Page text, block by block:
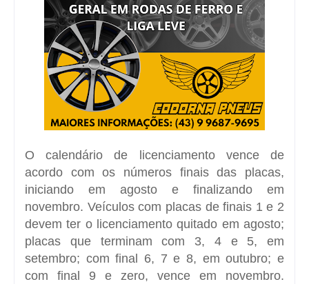
O calendário de licenciamento vence de
acordo com os números finais das placas,
iniciando em agosto e finalizando em
novembro. Veículos com placas de finais 1 e 2
devem ter o licenciamento quitado em agosto;
placas que terminam com 3, 4 e 5, em
setembro; com final 6, 7 e 8, em outubro; e
com final 9 e zero, vence em novembro.